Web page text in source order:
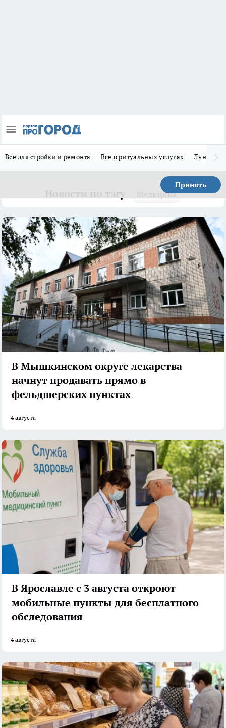
Все для стройки и ремонта Все о ритуальных услугах Лунно-
Принять
Медицина
В Мышкинском округе лекарства
начнут продавать прямо в
фельдшерских пунктах
4 августа
В Ярославле с 3 августа откроют
мобильные пункты для бесплатного
обследования
4 августа